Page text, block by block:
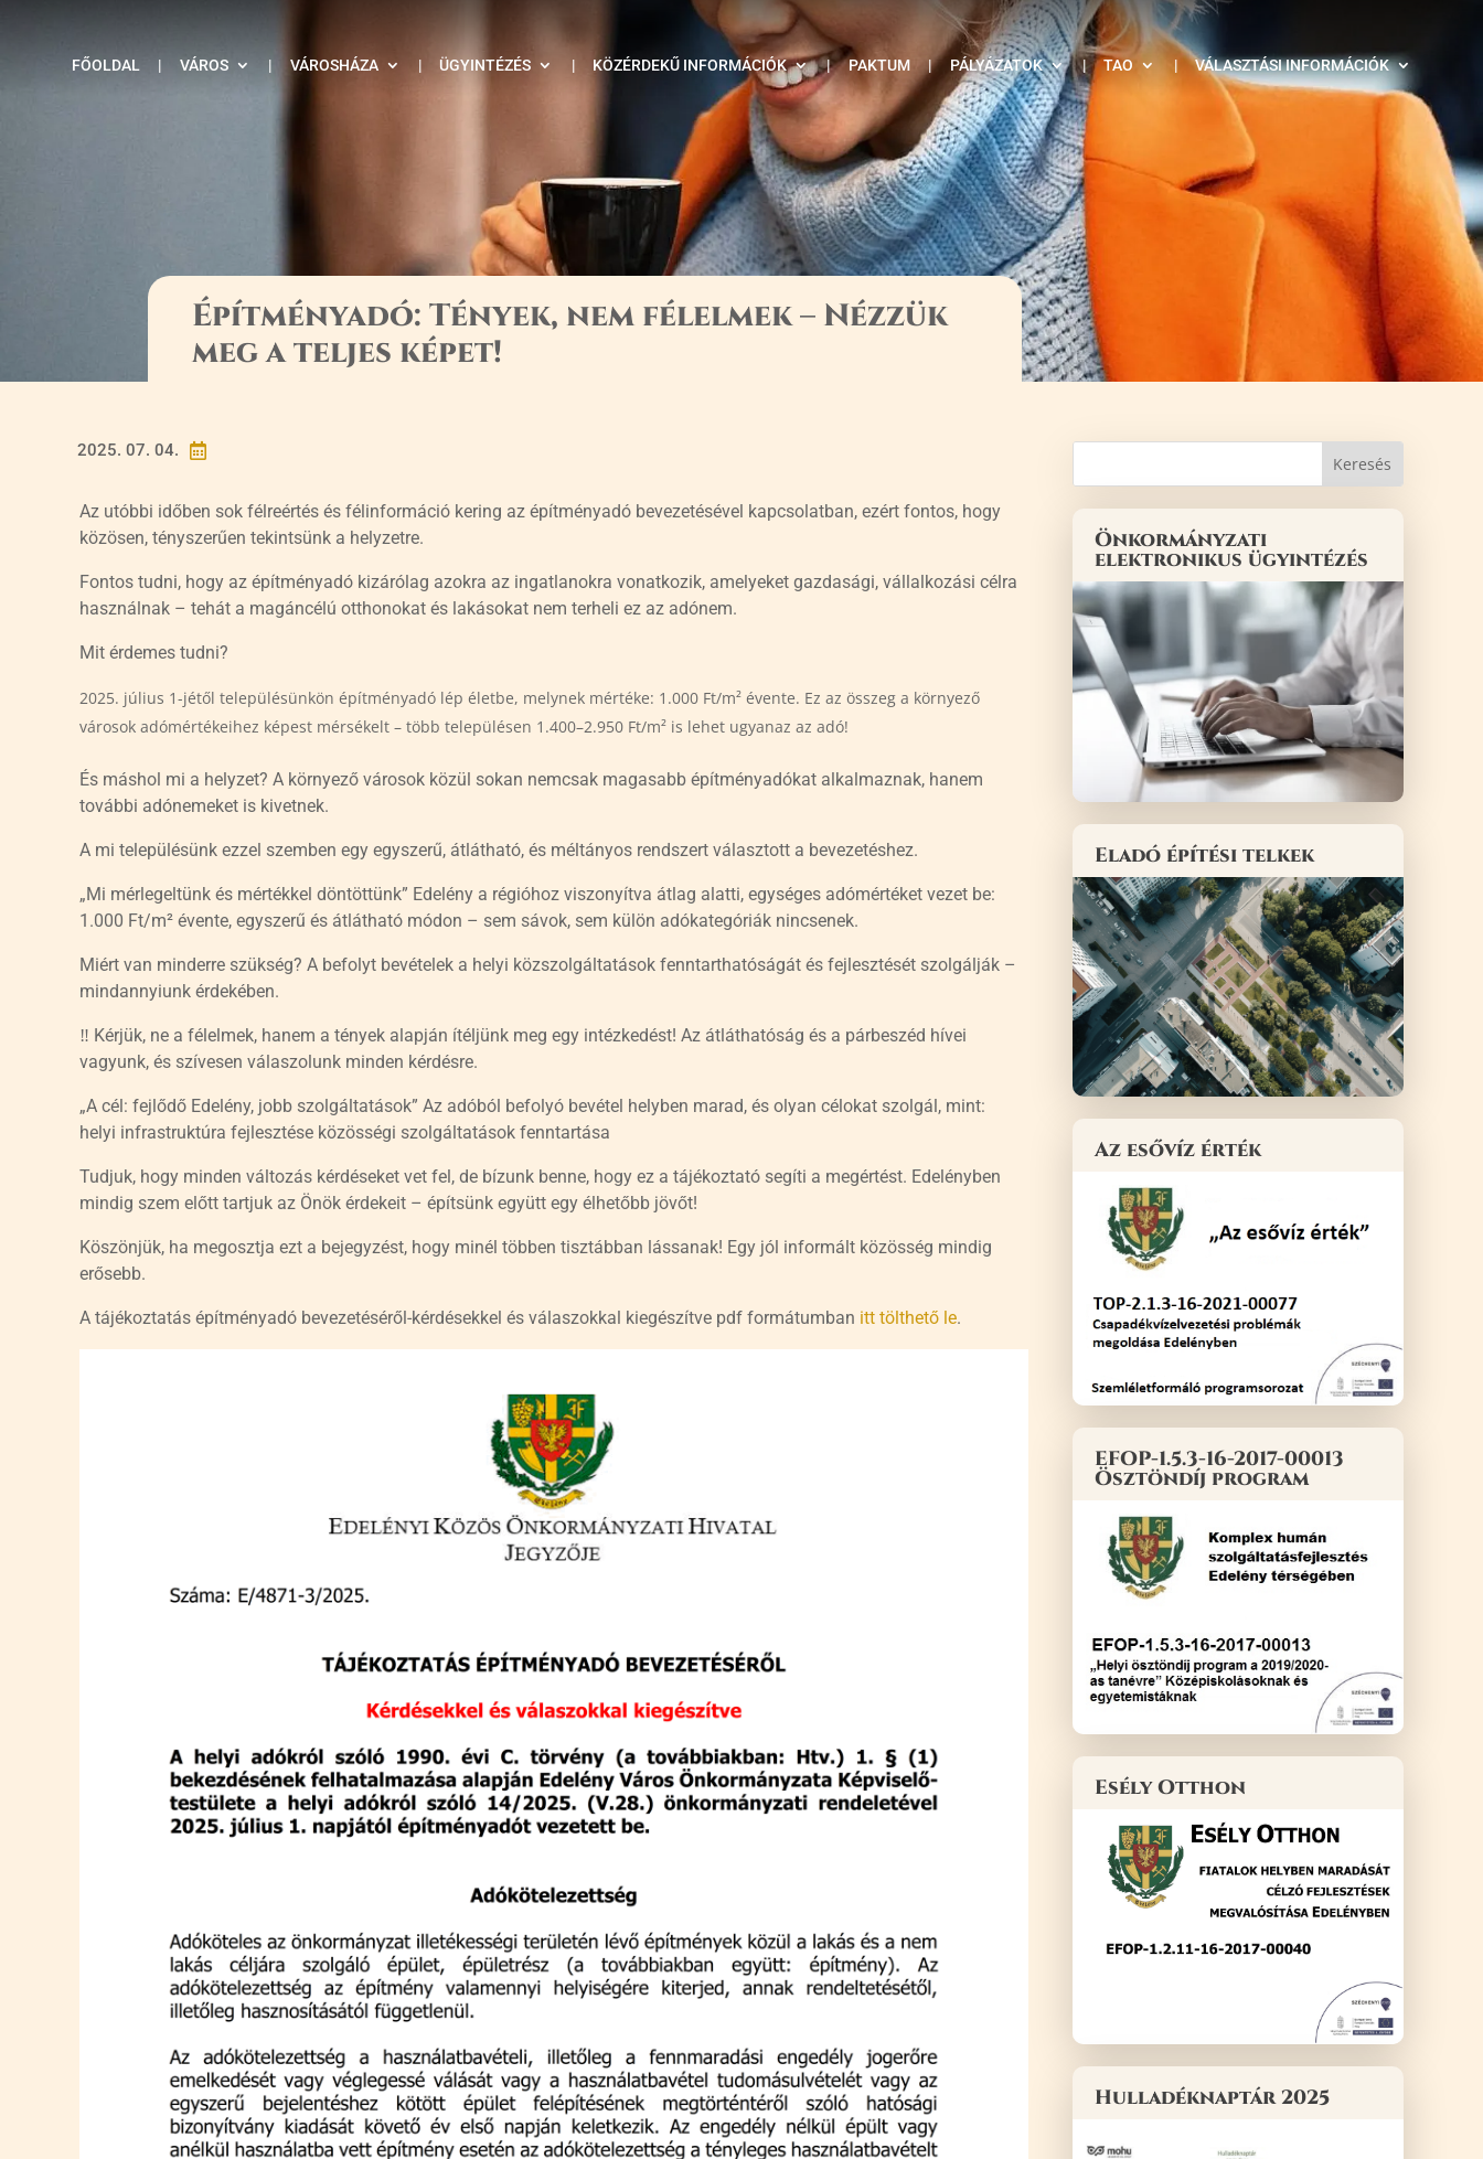
FŐOLDAL | VÁROS | VÁROSHÁZA | ÜGYINTÉZÉS | KÖZÉRDEKŰ INFORMÁCIÓK | PAKTUM | PÁLYÁZATOK | TAO | VÁLASZTÁSI INFORMÁCIÓK
Építményadó: Tények, nem félelmek – Nézzük
meg a teljes képet!

2025. 07. 04.
Az utóbbi időben sok félreértés és félinformáció kering az építményadó bevezetésével kapcsolatban, ezért fontos, hogy
közösen, tényszerűen tekintsünk a helyzetre.
Fontos tudni, hogy az építményadó kizárólag azokra az ingatlanokra vonatkozik, amelyeket gazdasági, vállalkozási célra
használnak – tehát a magáncélú otthonokat és lakásokat nem terheli ez az adónem.
Mit érdemes tudni?
július 1-jétől településünkön építményadó lép életbe, melynek mértéke: 1.000 Ft/m² évente. Ez az összeg a környező
városok adómértékeihez képest mérsékelt – több településen 1.400–2.950 Ft/m² is lehet ugyanaz az adó!
És máshol mi a helyzet? A környező városok közül sokan nemcsak magasabb építményadókat alkalmaznak, hanem
további adónemeket is kivetnek.
A mi településünk ezzel szemben egy egyszerű, átlátható, és méltányos rendszert választott a bevezetéshez.
„Mi mérlegeltünk és mértékkel döntöttünk” Edelény a régióhoz viszonyítva átlag alatti, egységes adómértéket vezet be:
1.000 Ft/m² évente, egyszerű és átlátható módon – sem sávok, sem külön adókategóriák nincsenek.
Miért van minderre szükség? A befolyt bevételek a helyi közszolgáltatások fenntarthatóságát és fejlesztését szolgálják –
mindannyiunk érdekében.
‼️ Kérjük, ne a félelmek, hanem a tények alapján ítéljünk meg egy intézkedést! Az átláthatóság és a párbeszéd hívei
vagyunk, és szívesen válaszolunk minden kérdésre.
„A cél: fejlődő Edelény, jobb szolgáltatások” Az adóból befolyó bevétel helyben marad, és olyan célokat szolgál, mint: ️
helyi infrastruktúra fejlesztése közösségi szolgáltatások fenntartása
Tudjuk, hogy minden változás kérdéseket vet fel, de bízunk benne, hogy ez a tájékoztató segíti a megértést. Edelényben
mindig szem előtt tartjuk az Önök érdekeit – építsünk együtt egy élhetőbb jövőt!
Köszönjük, ha megosztja ezt a bejegyzést, hogy minél többen tisztábban lássanak! Egy jól informált közösség mindig
erősebb.
A tájékoztatás építményadó bevezetéséről-kérdésekkel és válaszokkal kiegészítve pdf formátumban itt tölthető le.
Önkormányzati
elektronikus ügyintézés
Eladó építési telkek
Az esővíz érték
EFOP-1.5.3-16-2017-00013
Ösztöndíj program
Esély Otthon
Hulladéknaptár 2025